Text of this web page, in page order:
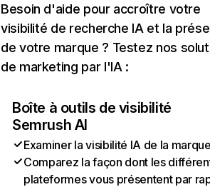
Besoin d'aide pour accroître votre
visibilité de recherche IA et la
de votre marque ? Testez nos
de marketing par l'IA :
Boîte à outils de visibilité
Semrush AI
Examiner la visibilité IA de la
Comparez la façon dont les
plateformes vous présentent par